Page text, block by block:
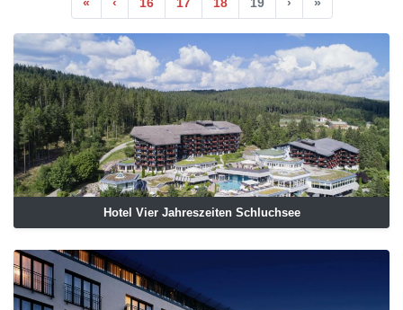
Hotel Vier Jahreszeiten Schluchsee